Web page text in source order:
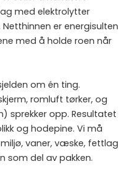
med elektrolytter
er energisulten
med å holde roen når
om én ting.
romluft tørker, og
sprekker opp. Resultatet
og hodepine. Vi må
vaner, væske, fettlag
som del av pakken.